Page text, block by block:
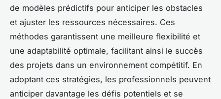
de modèles prédictifs pour anticiper les obstacles
et ajuster les ressources nécessaires. Ces
méthodes garantissent une meilleure flexibilité et
une adaptabilité optimale, facilitant ainsi le succès
des projets dans un environnement compétitif. En
adoptant ces stratégies, les professionnels peuvent
anticiper davantage les défis potentiels et se